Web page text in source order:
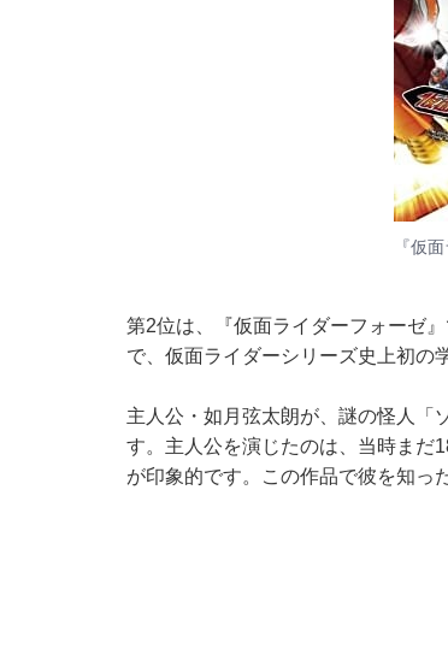
『仮
第2位は、『仮面ライダーフォーゼ
で、仮面ライダーシリーズ史上初の
主人公・如月弦太朗が、謎の怪人「
す。主人公を演じたのは、当時まだ
が印象的です。この作品で彼を知っ